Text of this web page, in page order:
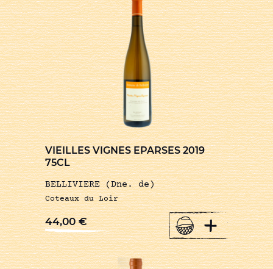
VIEILLES VIGNES EPARSES 2019
75CL
BELLIVIERE (Dne. de)
Coteaux du Loir
44,00€ +